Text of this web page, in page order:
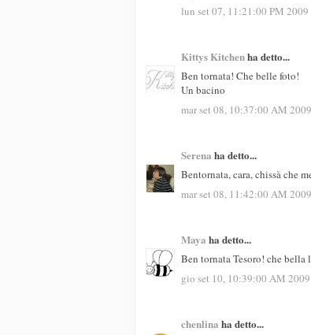
lun set 07, 11:21:00 PM 2009
Kittys Kitchenha detto...
Ben tornata! Che belle foto!
Un bacino
mar set 08, 10:37:00 AM 2009
Serena ha detto...
Bentornata, cara, chissà che
mar set 08, 11:42:00 AM 2009
Maya ha detto...
Ben tornata Tesoro! che
gio set 10, 10:39:00 AM 2009
chenlina ha detto...